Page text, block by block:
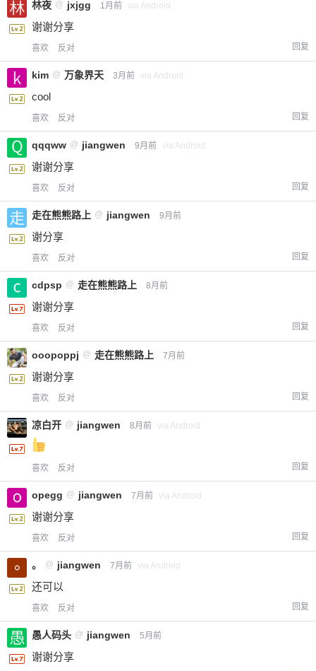
林夜 @ jxjgg 1月前 via Android
谢谢分享
喜欢 反对 回复
kim @ 万象界天 3月前 via Android
cool
喜欢 反对 回复
qqqww @ jiangwen 9月前 via Android
谢谢分享
喜欢 反对 回复
走在熊熊路上 @ jiangwen 9月前
谢分享
喜欢 反对 回复
cdpsp @ 走在熊熊路上 8月前
谢谢分享
喜欢 反对 回复
ooopoppj @ 走在熊熊路上 7月前
谢谢分享
喜欢 反对 回复
凉白开 @ jiangwen 8月前 via Android
喜欢 反对 回复
opegg @ jiangwen 7月前 via Android
谢谢分享
喜欢 反对 回复
。 @ jiangwen 7月前 via Android
还可以
喜欢 反对 回复
愚人码头 @ jiangwen 5月前
谢谢分享